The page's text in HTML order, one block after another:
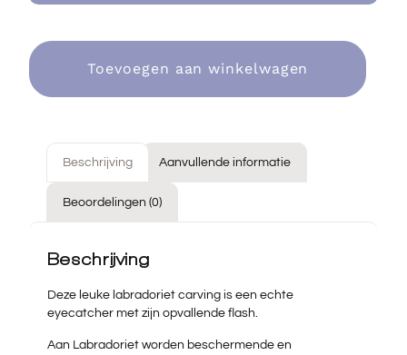
Toevoegen aan winkelwagen
Beschrijving Aanvullende informatie
Beoordelingen (0)
Beschrijving
Deze leuke labradoriet carving is een echte
eyecatcher met zijn opvallende flash.
Aan Labradoriet worden beschermende en